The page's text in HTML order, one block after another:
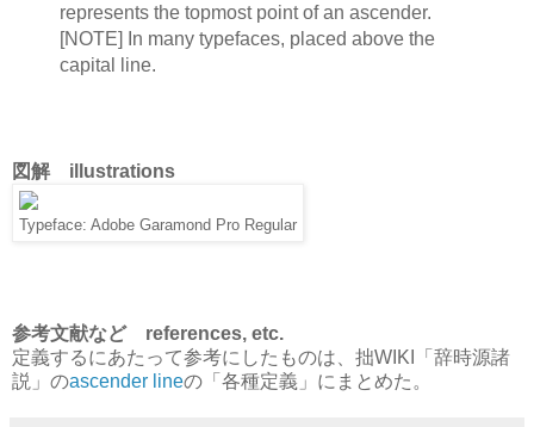
represents the topmost point of an ascender.
[NOTE] In many typefaces, placed above the
capital line.
図解 illustrations
Typeface: Adobe Garamond Pro Regular
参考文献など references, etc.
定義するにあたって参考にしたものは、拙WIKI「辞時源諸
説」のascender lineの「各種定義」にまとめた。